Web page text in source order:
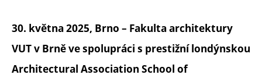
30. května 2025, Brno – Fakulta architektury
VUT v Brně ve spolupráci s prestižní londýnskou
Architectural Association School of